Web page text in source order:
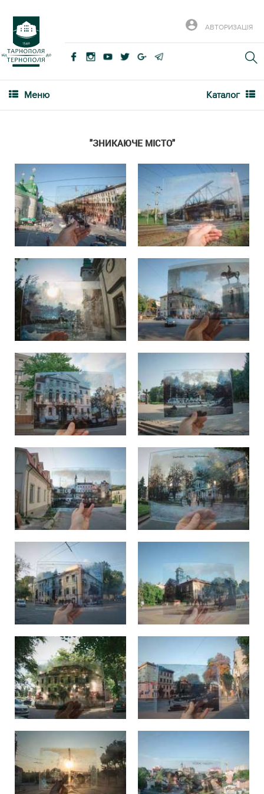
АВТОРИЗАЦІЯ
Меню Каталог
"ЗНИКАЮЧЕ МІСТО"